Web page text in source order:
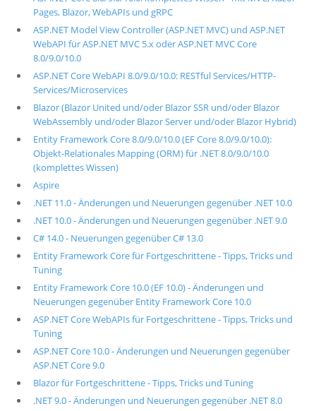
Pages, Blazor, WebAPIs und gRPC
ASP.NET Model View Controller (ASP.NET MVC) und ASP.NET
WebAPI für ASP.NET MVC 5.x oder ASP.NET MVC Core
8.0/9.0/10.0
ASP.NET Core WebAPI 8.0/9.0/10.0: RESTful Services/HTTP-
Services/Microservices
Blazor (Blazor United und/oder Blazor SSR und/oder Blazor
WebAssembly und/oder Blazor Server und/oder Blazor Hybrid)
Entity Framework Core 8.0/9.0/10.0 (EF Core 8.0/9.0/10.0):
Objekt-Relationales Mapping (ORM) für .NET 8.0/9.0/10.0
(komplettes Wissen)
Aspire
.NET 11.0 - Änderungen und Neuerungen gegenüber .NET 10.0
.NET 10.0 - Änderungen und Neuerungen gegenüber .NET 9.0
C# 14.0 - Neuerungen gegenüber C# 13.0
Entity Framework Core für Fortgeschrittene - Tipps, Tricks und
Tuning
Entity Framework Core 10.0 (EF 10.0) - Änderungen und
Neuerungen gegenüber Entity Framework Core 10.0
ASP.NET Core WebAPIs für Fortgeschrittene - Tipps, Tricks und
Tuning
ASP.NET Core 10.0 - Änderungen und Neuerungen gegenüber
ASP.NET Core 9.0
Blazor für Fortgeschrittene - Tipps, Tricks und Tuning
.NET 9.0 - Änderungen und Neuerungen gegenüber .NET 8.0